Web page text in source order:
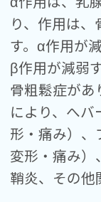
り、作用は
す。α作用が
β作用が減弱
骨粗鬆症があ
により、へ
形・痛み）、
変形・痛み
鞘炎、その他